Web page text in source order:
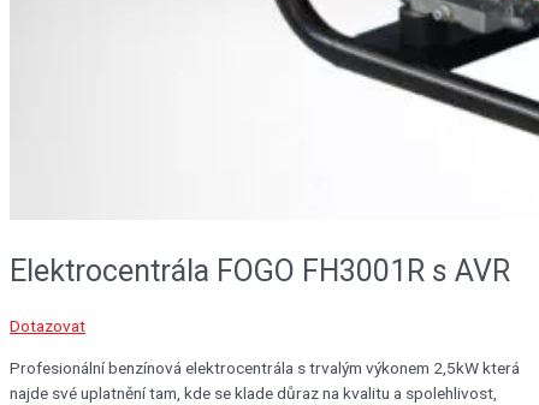
Elektrocentrála FOGO FH3001R s AVR
Dotazovat
Profesionální benzínová elektrocentrála s trvalým výkonem 2,5kW která
najde své uplatnění tam, kde se klade důraz na kvalitu a spolehlivost,